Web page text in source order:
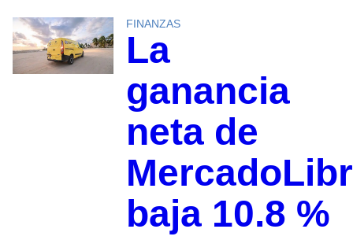
FINANZAS
La
ganancia
neta de
baja 10.8 %